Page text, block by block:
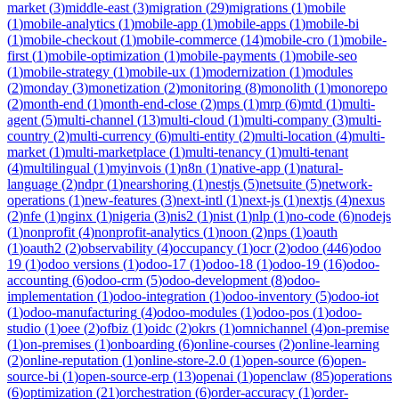
market (3)middle-east (3)migration (29)migrations (1)mobile
(1)mobile-analytics (1)mobile-app (1)mobile-apps (1)mobile-bi
(1)mobile-checkout (1)mobile-commerce (14)mobile-cro (1)mobile-
first (1)mobile-optimization (1)mobile-payments (1)mobile-seo
(1)mobile-strategy (1)mobile-ux (1)modernization (1)modules
(2)monday (3)monetization (2)monitoring (8)monolith (1)monorepo
(2)month-end (1)month-end-close (2)mps (1)mrp (6)mtd (1)multi-
agent (5)multi-channel (13)multi-cloud (1)multi-company (3)multi-
country (2)multi-currency (6)multi-entity (2)multi-location (4)multi-
market (1)multi-marketplace (1)multi-tenancy (1)multi-tenant
(4)multilingual (1)myinvois (1)n8n (1)native-app (1)natural-
language (2)ndpr(1)nearshoring (1)nestjs (5)netsuite (5)network-
operations (1)new-features (3)next-intl (1)next-js (1)nextjs (4)nexus
(2)nfe (1)nginx (1)nigeria (3)nis2 (1)nist (1)nlp (1)no-code (6)nodejs
(1)nonprofit (4)nonprofit-analytics (1)noon (2)nps (1)oauth
(1)oauth2 (2)observability (4)occupancy (1)ocr(2)odoo (446)odoo
19 (1)odoo versions (1)odoo-17 (1)odoo-18 (1)odoo-19 (16)odoo-
accounting (6)odoo-crm (5)odoo-development (8)odoo-
implementation (1)odoo-integration (1)odoo-inventory (5)odoo-iot
(1)odoo-manufacturing (4)odoo-modules (1)odoo-pos (1)odoo-
studio (1)oee (2)ofbiz (1)oidc (2)okrs (1)omnichannel (4)on-premise
(1)on-premises (1)onboarding (6)online-courses (2)online-learning
(2)online-reputation (1)online-store-2.0 (1)open-source (6)open-
source-bi (1)open-source-erp (13)openai (1)openclaw (85)operations
(6)optimization (21)orchestration (6)order-accuracy (1)order-